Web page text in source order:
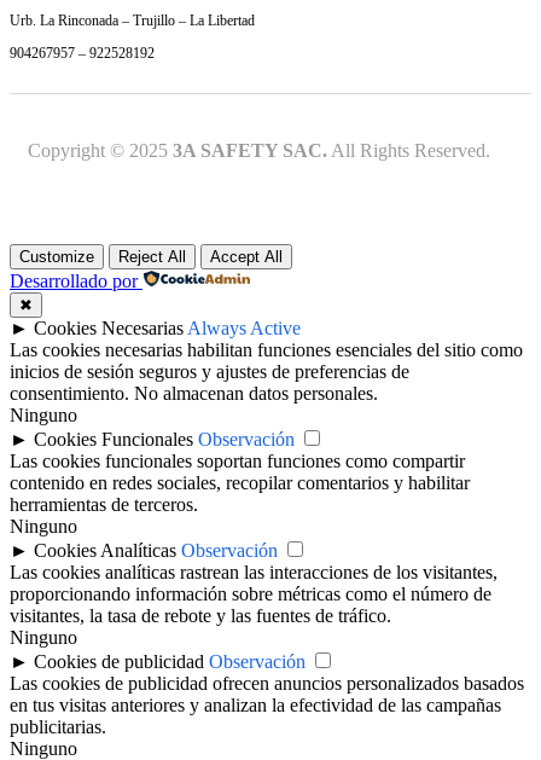
Urb. La Rinconada – Trujillo – La Libertad
904267957 – 922528192
Copyright © 2025 3A SAFETY SAC. All Rights Reserved.
Customize Reject All Accept All
Desarrollado por
✖
► Cookies Necesarias Always Active
Las cookies necesarias habilitan funciones esenciales del sitio como
inicios de sesión seguros y ajustes de preferencias de
consentimiento. No almacenan datos personales.
Ninguno
► Cookies Funcionales Observación
Las cookies funcionales soportan funciones como compartir
contenido en redes sociales, recopilar comentarios y habilitar
herramientas de terceros.
Ninguno
► Cookies Analíticas Observación
Las cookies analíticas rastrean las interacciones de los visitantes,
proporcionando información sobre métricas como el número de
visitantes, la tasa de rebote y las fuentes de tráfico.
Ninguno
► Cookies de publicidad Observación
Las cookies de publicidad ofrecen anuncios personalizados basados
en tus visitas anteriores y analizan la efectividad de las campañas
publicitarias.
Ninguno